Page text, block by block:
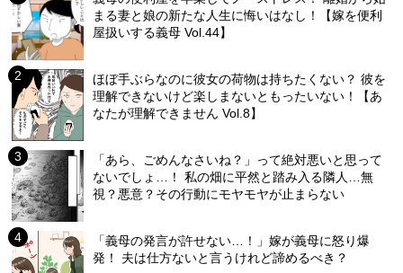
まる妻と娘の新たな人生に悔いはなし！【嫁を便利
屋扱いする義母 Vol.44】
ほぼ手ぶらなのに彼女の荷物は持ちたくない？ 彼を
理解できないけど楽しまないともったいない！【あ
なたが理解できません Vol.8】
「あら、ごめんなさいね？」って絶対悪いと思って
ないでしょ…！ 私の畑に平然と踏み入る隣人…無
視？悪意？その行動にモヤモヤが止まらない
「義母の発言が許せない…！」嫁が義母に怒り爆
発！ 夫は仕方ないと言うけれど諦めるべき？